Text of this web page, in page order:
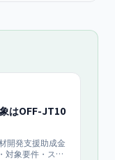
はOFF-JT10
開発支援助成金
対象要件・スケ